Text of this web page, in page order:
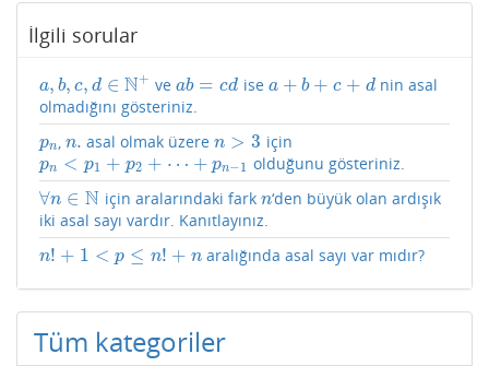
İlgili sorular
a, b, c, d ∈ N+
a,b,c ,d∈N+ veab = cd
ab =cd ise a + b + c + d
a+b+c +d
nin asal
olmadığını gösteriniz.
pn
pn, n.
n. asal olmak üzeren > 3
n>3 için
pn < p1 + p2 + ⋯ + pn−1
pn <p 1+p 2+ ⋯+ pn − 1 olduğunu gösteriniz.
∀n ∈ N
∀n∈N için aralarındaki fark n
n‘den büyük olan ardışık
iki asal sayı vardır. Kanıtlayınız.
n! + 1 < p ≤ n! + n
n!+1< p ≤n +n aralığında asal sayı var mıdır?
Tüm kategoriler